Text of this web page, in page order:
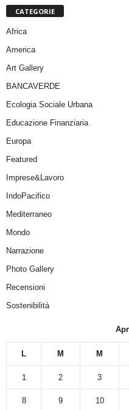
CATEGORIE
Africa
America
Art Gallery
BANCAVERDE
Ecologia Sociale Urbana
Educazione Finanziaria
Europa
Featured
Imprese&Lavoro
IndoPacifico
Mediterraneo
Mondo
Narrazione
Photo Gallery
Recensioni
Sostenibilità
L M M
1 2 3
8 9 10